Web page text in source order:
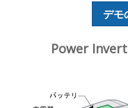
デモ
Power